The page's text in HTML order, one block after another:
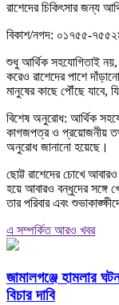
রাশেদের চিকিৎসার জন্য
বিকাশ/নগদ: ০১৭৫৫-
শুধু আর্থিক সহযোগিতাই নয়,
করেও রাশেদের পাশে
মানুষের কাছে পৌঁছে যাবে,
বিশেষ অনুরোধ: আর্থিক
কাগজপত্র ও প্রয়োজনীয়
অনুরোধ জানানো হয়েছে।
ছোট্ট রাশেদের চোখে
হয়ে আবারও বন্ধুদের সঙ্গে
তার পরিবার এবং
এ সম্পর্কিত আরও খবর
জামালগঞ্জে হামলার
বিচার দাবি